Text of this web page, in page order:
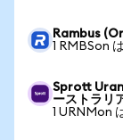
Rambus
1 RMBSon
Sprott
ーストラリ
1 URNMon